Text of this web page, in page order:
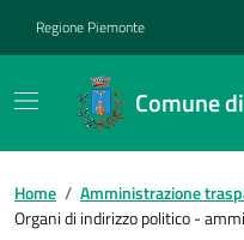
Regione Piemonte
Comune
Home / Amministrazione
Organi di indirizzo politico -